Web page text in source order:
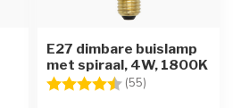
E27 dimbare buislamp
met spiraal, 4W, 1800K
Beoordeling: (55)